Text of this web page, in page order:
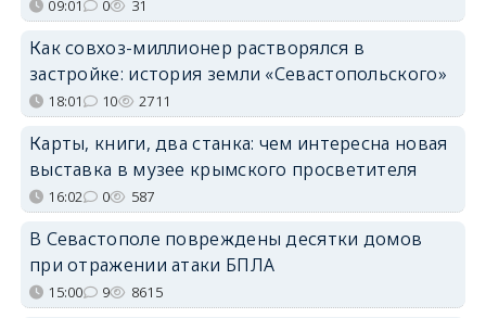
09:01 0 31
Как совхоз-миллионер растворялся в
застройке: история земли «Севастопольского»
18:01 10 2711
Карты, книги, два станка: чем интересна новая
выставка в музее крымского просветителя
16:02 0 587
В Севастополе повреждены десятки домов
при отражении атаки БПЛА
15:00 9 8615